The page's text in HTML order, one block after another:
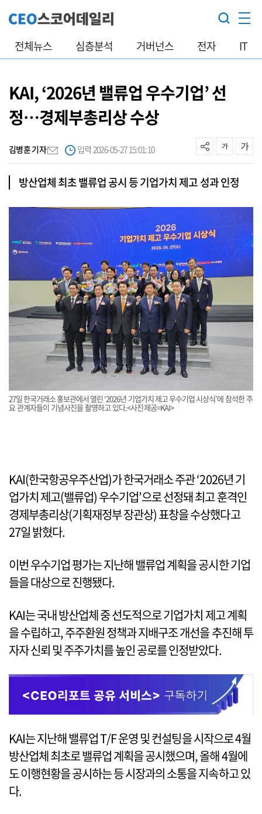
전체뉴스 심층분석 거버넌스 전자 IT
KAI, ‘2026년 밸류업 우수기업’ 선
정…경제부총리상 수상
김병훈 기자 입력 2026-05-27 15:01:10
방산업체 최초 밸류업 공시 등 기업가치 제고 성과 인정
27일 한국거래소 홍보관에서 열린 ‘2026년 기업가치 제고 우수기업 시상식’에 참석한 주
요 관계자들이 기념사진을 촬영하고 있다.<사진제공=KAI>
KAI(한국항공우주산업)가 한국거래소 주관 ‘2026년 기
업가치 제고(밸류업) 우수기업’으로 선정돼 최고 훈격인
경제부총리상(기획재정부 장관상) 표창을 수상했다고
27일 밝혔다.
이번 우수기업 평가는 지난해 밸류업 계획을 공시한 기업
들을 대상으로 진행됐다.
KAI는 국내 방산업체 중 선도적으로 기업가치 제고 계획
을 수립하고, 주주환원 정책과 지배구조 개선을 추진해 투
자자 신뢰 및 주주가치를 높인 공로를 인정받았다.
KAI는 지난해 밸류업 T/F 운영 및 컨설팅을 시작으로 4월
방산업체 최초로 밸류업 계획을 공시했으며, 올해 4월에
도 이행현황을 공시하는 등 시장과의 소통을 지속하고 있
다.